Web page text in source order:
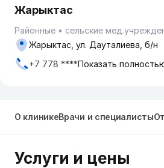
Жарыктас
Районные
сельские
Жарыктас, ул. Дауталиева, б/н
+7 778 ****Показать
О клиникеВрачи и специалисты
Услуги и цены